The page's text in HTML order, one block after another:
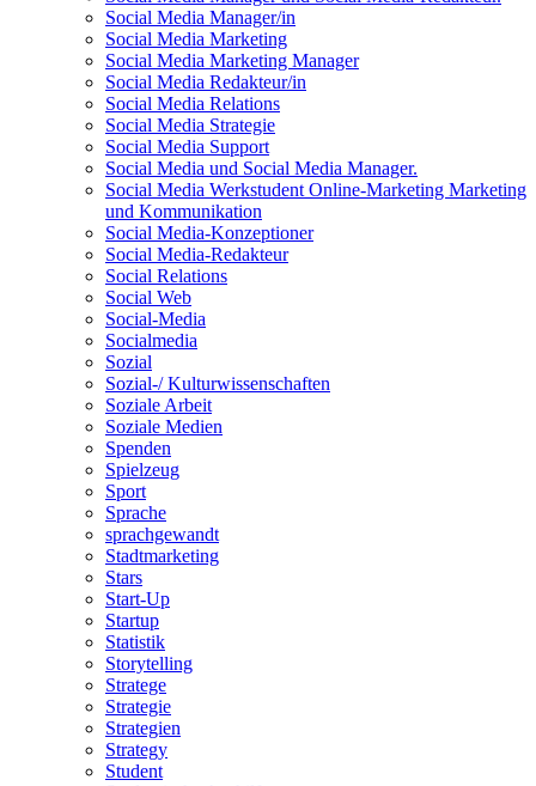
Social Media Manager/in
Social Media Marketing
Social Media Marketing Manager
Social Media Redakteur/in
Social Media Relations
Social Media Strategie
Social Media Support
Social Media und Social Media Manager.
Social Media Werkstudent Online-Marketing Marketing
und Kommunikation
Social Media-Konzeptioner
Social Media-Redakteur
Social Relations
Social Web
Social-Media
Socialmedia
Sozial
Sozial-/ Kulturwissenschaften
Soziale Arbeit
Soziale Medien
Spenden
Spielzeug
Sport
Sprache
sprachgewandt
Stadtmarketing
Stars
Start-Up
Startup
Statistik
Storytelling
Stratege
Strategie
Strategien
Strategy
Student